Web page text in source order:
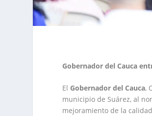
Gobernador del Cauca
El Gobernador del Cauca,
municipio de Suárez, al
mejoramiento de la